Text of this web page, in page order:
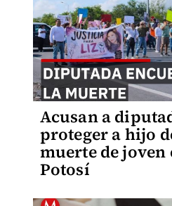
Acusan a
proteger a hijo
muerte de joven
Potosí